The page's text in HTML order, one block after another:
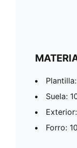
Suela:
Forro: